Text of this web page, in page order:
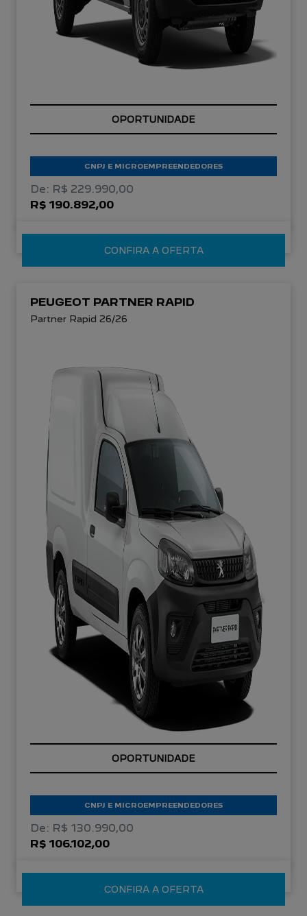
OPORTUNIDADE
CNPJ E MICROEMPREENDEDORES
De: R$ 229.990,00
R$ 190.892,00
CONFIRA A OFERTA
PEUGEOT PARTNER RAPID
Partner Rapid 26/26
OPORTUNIDADE
CNPJ E MICROEMPREENDEDORES
De: R$ 130.990,00
R$ 106.102,00
CONFIRA A OFERTA